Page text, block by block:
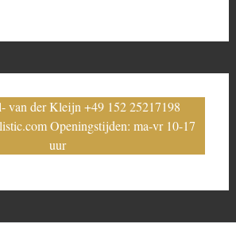
van der Kleijn +49 152 25217198
Openingstijden: ma-vr 10-17
uur